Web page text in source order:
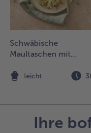
Schwäbische
Maultaschen mit
und Kräutern
leicht
Ihre